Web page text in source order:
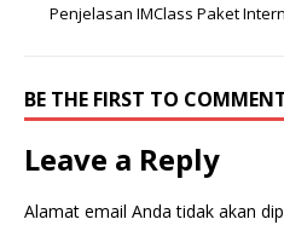
Penjelasan IMClass Paket
BE THE FIRST TO
Leave a Reply
Alamat email Anda tidak akan